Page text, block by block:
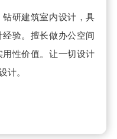
研建筑室内设计，具
验。擅长做办公空间
性价值。让一切设计
计。